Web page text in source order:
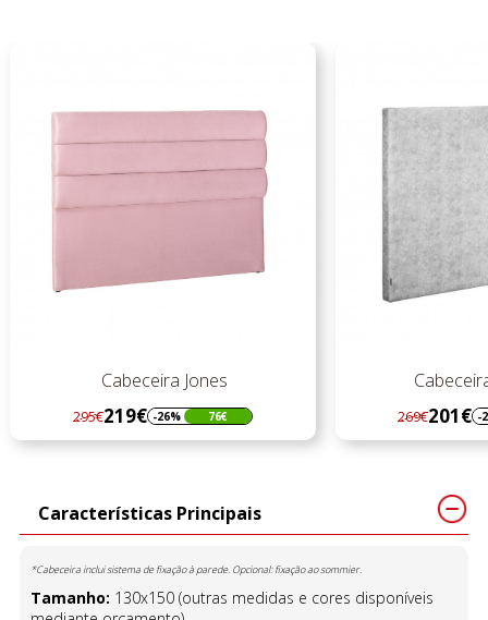
Cabeceira Jones
Regular
preço
295€219€
Preço -26% 76€
Regular
preço
269€201€
Preço -
Características Principais
*Cabeceira inclui sistema de fixação à parede. Opcional: fixação ao sommier.
Tamanho: 130x150 (outras medidas e cores disponíveis